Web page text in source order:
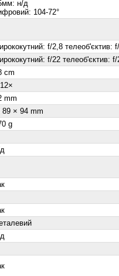
н/д
104-72°
f/2,8 телеоб'єктив:
f/22 телеоб'єктив: f/
cm
mm
× 94 mm
g